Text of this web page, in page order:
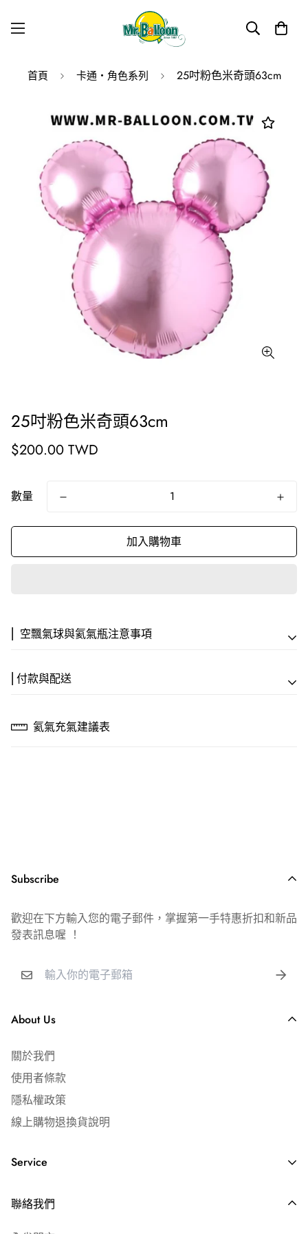
首頁 卡通・角色系列 25吋粉色米奇頭63cm
25吋粉色米奇頭63cm
原
$200.00 TWD
數量
加入購物車
⎢ 空飄氣球與氦氣瓶注意事項
【專人服務方案】
🎈專人會場佈置
乳膠空飄球室內漂浮時間約6-8小時
耐久空飄球室內漂浮時間約7~10天
建議活動前30分鐘至1小時內充氣，請勿提前隔夜充氣
【安全提醒】
氦氣易熱脹冷縮，請勿將空飄氣球放置於悶熱、太陽曝曬處
氣瓶使用完畢無須歸還，空瓶直接交給資源回收站即可。
氣瓶開關鎖緊可存放一年。
🎈 氣球漂浮條件
乳膠氣球需 10吋（25cm）以上
錫箔氣球基礎造型18吋（45cm）以上
⎢付款與配送
⎢ 付款方式
📦 出貨時間｜週一～六（例假日順延）
📍 配送範圍｜台灣本島（不含離島及郵政信箱）
📞 客服時間｜週一～五 09:00-19:00
✅ 全館消費滿 $4,000 免運費
超商店到店運費 $65 元
⎢ 發票說明
🧾 隨貨附免用統一發票
氦氣充氣建議表
Subscribe
歡迎在下方輸入您的電子郵件，掌握第一手特惠折扣和新品
發表訊息喔 ！
About Us
關於我們
使用者條款
隱私權政策
線上購物退換貨說明
Service
常見問答 ⏐ FAQ's
聯絡我們